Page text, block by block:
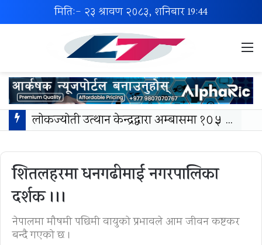
मिति:- २३ श्रावण २०८३, शनिबार19:44
लोकज्योती उत्थान केन्द्रद्वारा अम्बासमा १०५ विपन्न विद्यार्थीलाई शैक्षिक तथा खेलकुद सामग्री वितरण
शितलहरमा धनगढीमाई नगरपालिका
दर्शक ।।।
नेपालमा मौषमी पछिमी वायुको प्रभावले आम जीवन कष्टकर
बन्दै गएको छ ।